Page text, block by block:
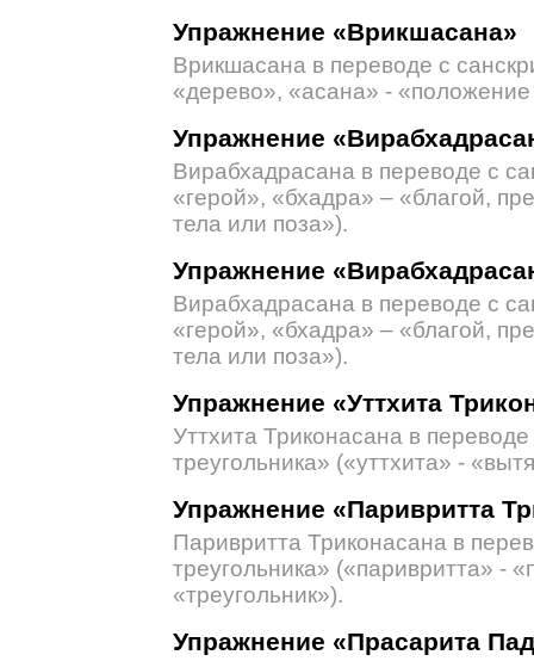
Упражнение «Врикшасана»
Врикшасана в переводе с
«дерево», «асана» - «положение
Упражнение
Вирабхадрасана в переводе с
«герой», «бхадра» – «благой,
тела или поза»).
Упражнение
Вирабхадрасана в переводе с
«герой», «бхадра» – «благой,
тела или поза»).
Упражнение «Уттхита
Уттхита Триконасана в
треугольника» («уттхита» -
Упражнение «Паривритта
Паривритта Триконасана в
треугольника» («паривритта» -
«треугольник»).
Упражнение «Прасарита